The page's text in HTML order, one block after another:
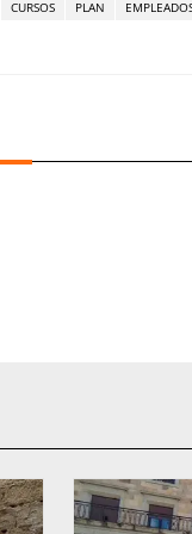
CURSOS PLAN